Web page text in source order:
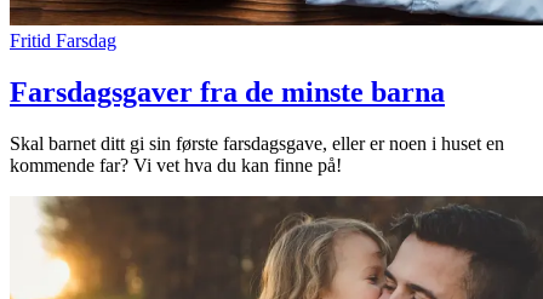
Fritid Farsdag
Farsdagsgaver fra de minste barna
Skal barnet ditt gi sin første farsdagsgave, eller er noen i huset en
kommende far? Vi vet hva du kan finne på!